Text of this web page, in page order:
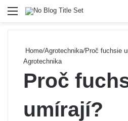
Menu
Home/Agrotechnika/Proč fuchsie
Agrotechnika
Proč
umírají?